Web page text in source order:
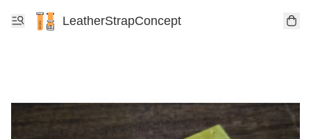
LeatherStrapConcept